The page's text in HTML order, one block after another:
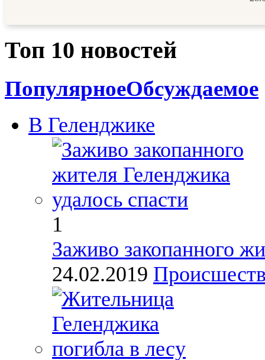
Топ 10 новостей
ПопулярноеОбсуждаемое
В Геленджике
1
Заживо закопанного
24.02.2019